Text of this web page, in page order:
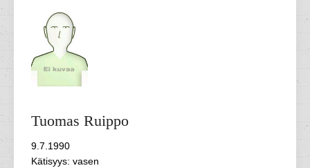
Tuomas Ruippo
9.7.1990
Kätisyys: vasen